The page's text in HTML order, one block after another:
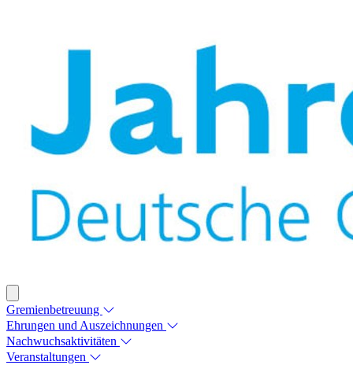
Gremienbetreuung
Ehrungen und Auszeichnungen
Nachwuchsaktivitäten
Veranstaltungen